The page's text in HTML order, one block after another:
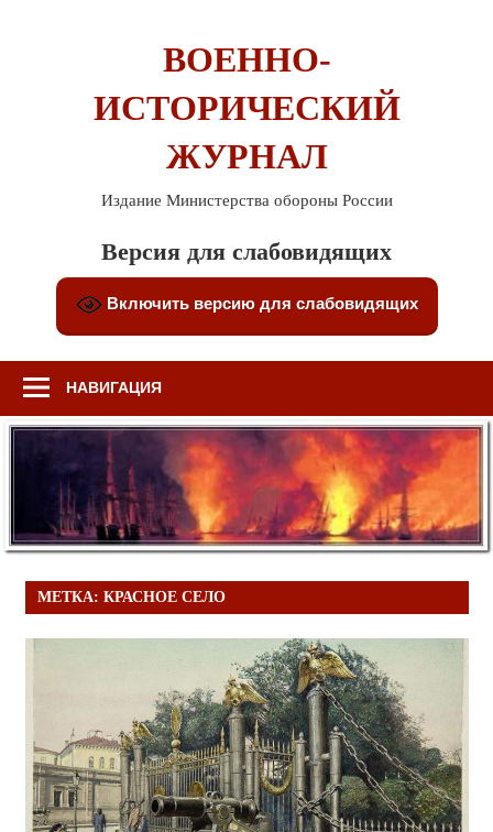
ВОЕННО-
ИСТОРИЧЕСКИЙ
ЖУРНАЛ
Издание Министерства обороны России
Версия для слабовидящих
Включить версию для слабовидящих
НАВИГАЦИЯ
МЕТКА: КРАСНОЕ СЕЛО